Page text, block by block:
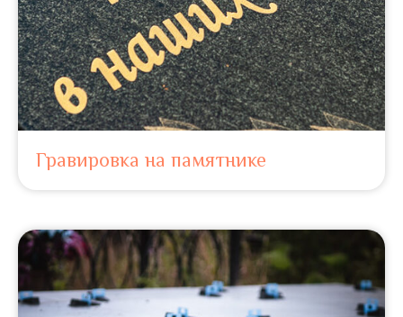
Гравировка на памятнике